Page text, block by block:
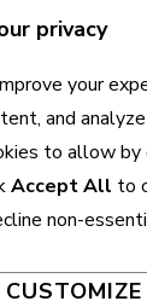
Golf Regeln
Layout
marketing-
privacy
your
and
to allow by
Accept All to
non-
CUSTOMIZE